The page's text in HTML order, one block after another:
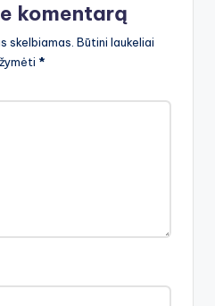
komentarą
skelbiamas. Būtini laukeliai
*